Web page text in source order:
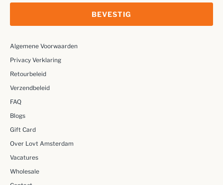
BEVESTIG
Algemene Voorwaarden
Privacy Verklaring
Retourbeleid
Verzendbeleid
FAQ
Blogs
Gift Card
Over Lovt Amsterdam
Vacatures
Wholesale